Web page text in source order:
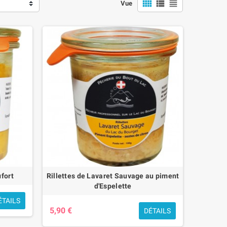
Vue   
Rillettes de Lavaret Sauvage au piment
d'Espelette
5,90 € DÉTAILS